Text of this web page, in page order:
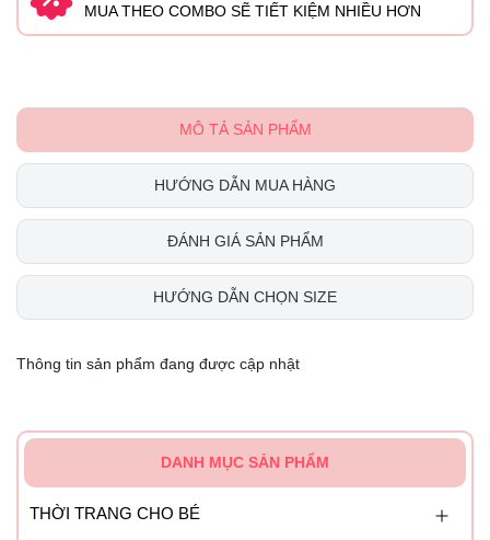
MUA THEO COMBO SẼ TIẾT KIỆM NHIỀU HƠN
MÔ TẢ SẢN PHẨM
HƯỚNG DẪN MUA HÀNG
ĐÁNH GIÁ SẢN PHẨM
HƯỚNG DẪN CHỌN SIZE
Thông tin sản phẩm đang được cập nhật
DANH MỤC SẢN PHẨM
THỜI TRANG CHO BÉ